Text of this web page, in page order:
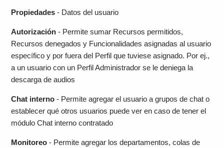
Propiedades - Datos del usuario
Autorización - Permite sumar Recursos permitidos,
Recursos denegados y Funcionalidades asignadas al usuario
específico y por fuera del Perfil que tuviese asignado. Por ej.,
a un usuario con un Perfil Administrador se le deniega la
descarga de audios
Chat interno - Permite agregar el usuario a grupos de chat o
establecer qué otros usuarios puede ver en caso de tener el
módulo Chat interno contratado
Monitoreo - Permite agregar los departamentos, colas de